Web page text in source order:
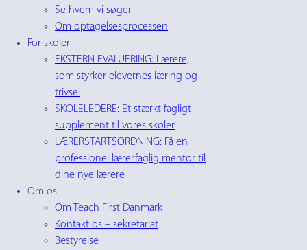
Se hvem vi søger
Om optagelsesprocessen
For skoler
EKSTERN EVALUERING: Lærere,
som styrker elevernes læring og
trivsel
SKOLELEDERE: Et stærkt fagligt
supplement til vores skoler
LÆRERSTARTSORDNING: Få en
professionel lærerfaglig mentor til
dine nye lærere
Om os
Om Teach First Danmark
Kontakt os – sekretariat
Bestyrelse